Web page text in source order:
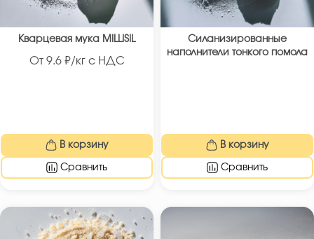
Кварцевая мука MILLISIL
От 9.6 ₽/кг с НДС
В корзину
Сравнить
Силанизированные
наполнители тонкого помола
В корзину
Сравнить